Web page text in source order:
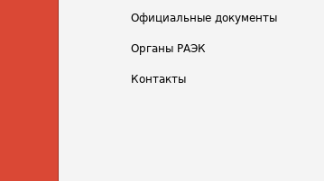
Официальные документы
Органы РАЭК
Контакты